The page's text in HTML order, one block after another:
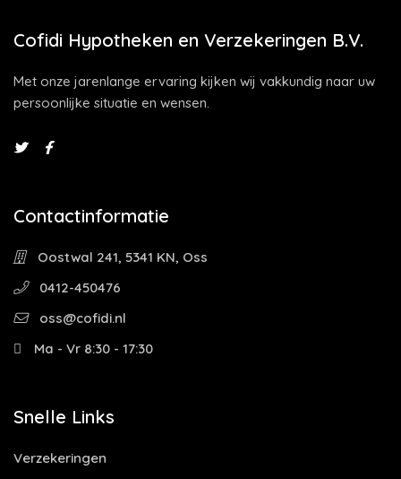
Cofidi Hypotheken en Verzekeringen B.V.
Met onze jarenlange ervaring kijken wij vakkundig naar uw
persoonlijke situatie en wensen.
Contactinformatie
Oostwal 241, 5341 KN, Oss
0412-450476
oss@cofidi.nl
Ma - Vr 8:30 - 17:30
Snelle Links
Verzekeringen